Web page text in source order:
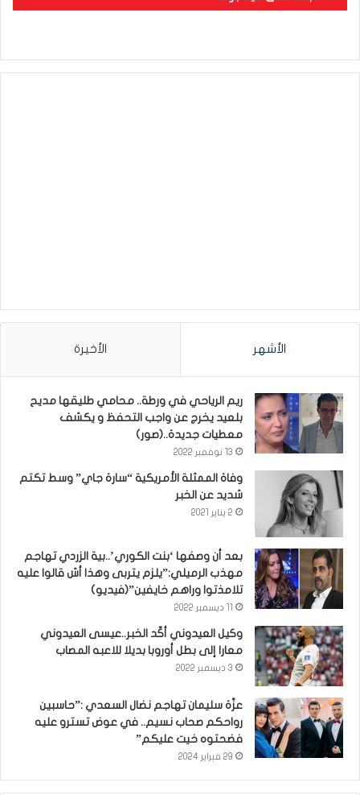
الأشهر الأخيرة
ريم الرياحي في ورطة.. محامي طليقها مديح
بلعيد يخرج عن واجب التحفظ و يكشف
معطيات جديدة..(صور)
13 نوفمبر 2022
وفاة الممثلة الأمريكية “سارة جاي” وسط تكتم
شديد عن الخبر
2 يناير 2021
بعد أن وصفها ‘بنت الكوري’..بية الزردي تهاجم
مهذب الرميلي:”يلزم يتربى وهذا أش قالوا عليه
تلامذتوا وراهم خايفين”(فيديو)
وكيل العيدوني أكّد الخبر..عيسى العيدوني
معارا إلى بطل أوروبا بديلا للاعبه المصاب
3 ديسمبر 2022
عزّة سليمان تهاجم نضال السعدي :”حاسبين
رواحكم صحاب نسيم.. في عوض تسترو عليه
فضحتوه خيت عليكم”
29 فبراير 2024